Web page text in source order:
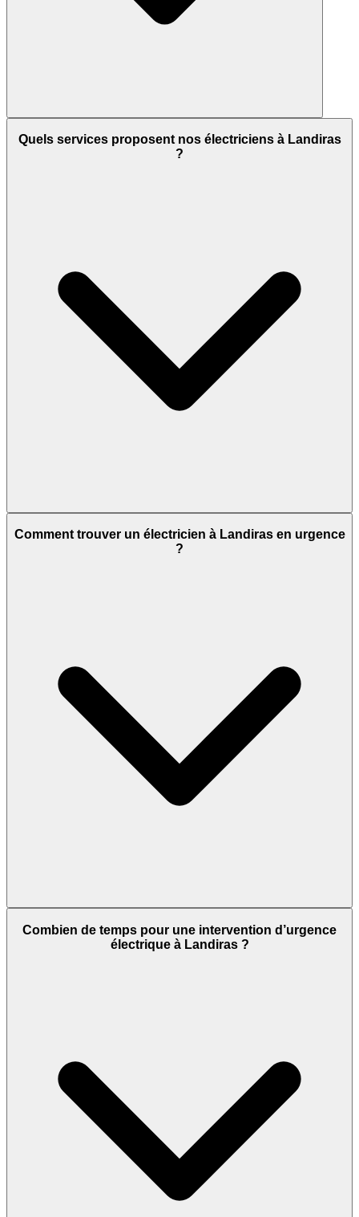
Quels services proposent nos électriciens à Landiras
?
Comment trouver un électricien à Landiras en urgence
?
Combien de temps pour une intervention d’urgence
électrique à Landiras ?